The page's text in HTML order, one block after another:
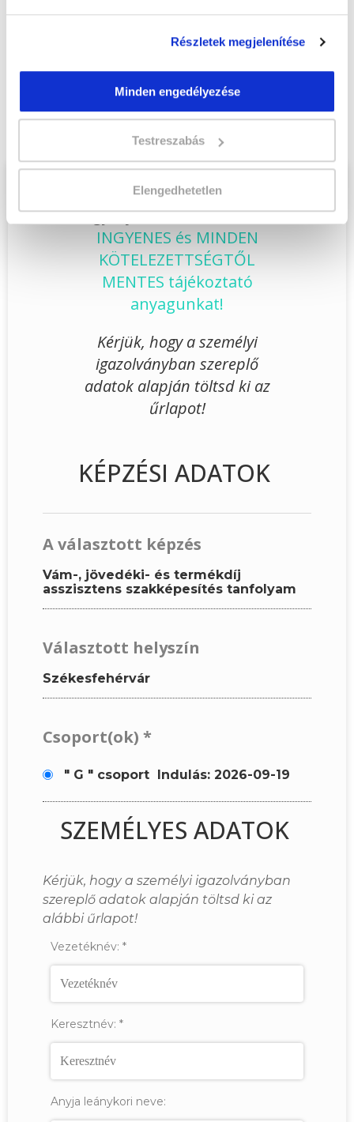
Részletek megjelenítése
Minden engedélyezése
Testreszabás
Elengedhetetlen
Végezd elVám-, jövedéki- és termékdíj
asszisztens szakképesítés tanfolyam -
Székesfehérvártanfolyamunkat és váltsd
valóra az álmaidat!
Töltsd ki adatlapunkat,
hogy eljuttathassuk Hozzád
INGYENES és MINDEN
KÖTELEZETTSÉGTŐL
MENTES tájékoztató
anyagunkat!
Kérjük, hogy a személyi
igazolványban szereplő
adatok alapján töltsd ki az
űrlapot!
KÉPZÉSI ADATOK
A választott képzés
Vám-, jövedéki- és termékdíj
asszisztens szakképesítés tanfolyam
Választott helyszín
Székesfehérvár
Csoport(ok) *
" G " csoport Indulás: 2026-09-19
SZEMÉLYES ADATOK
Kérjük, hogy a személyi igazolványban
szereplő adatok alapján töltsd ki az
alábbi űrlapot!
Vezetéknév: *
Keresztnév: *
Anyja leánykori neve: